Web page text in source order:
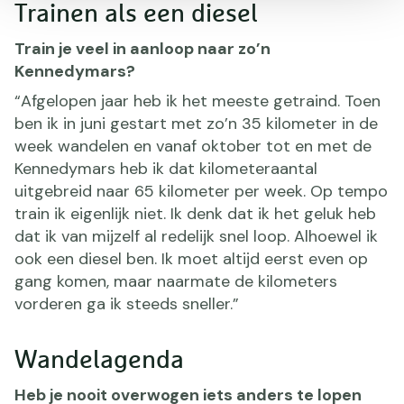
Trainen als een diesel
Train je veel in aanloop naar zo’n
Kennedymars?
“Afgelopen jaar heb ik het meeste getraind. Toen
ben ik in juni gestart met zo’n 35 kilometer in de
week wandelen en vanaf oktober tot en met de
Kennedymars heb ik dat kilometeraantal
uitgebreid naar 65 kilometer per week. Op tempo
train ik eigenlijk niet. Ik denk dat ik het geluk heb
dat ik van mijzelf al redelijk snel loop. Alhoewel ik
ook een diesel ben. Ik moet altijd eerst even op
gang komen, maar naarmate de kilometers
vorderen ga ik steeds sneller.”
Wandelagenda
Heb je nooit overwogen iets anders te lopen